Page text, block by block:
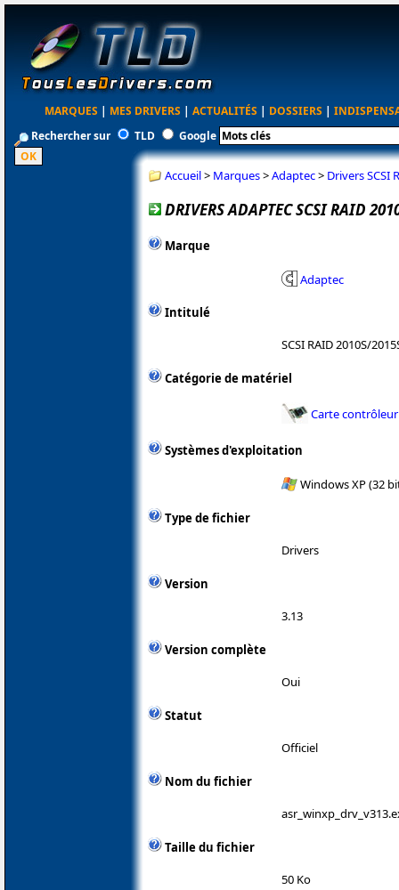
MARQUES | MES DRIVERS | ACTUALITÉS | DOSSIERS |
Rechercher sur
TLD Google
Accueil> Marques>Adaptec> Drivers SCSI
DRIVERS ADAPTEC SCSI RAID
Marque
Adaptec
Intitulé
SCSI RAID 2010S/
Catégorie de matériel
Carte contrôleur
Systèmes d'exploitation
Windows XP (32
Type de fichier
Drivers
Version
3.13
Version complète
Oui
Statut
Officiel
Nom du fichier
Taille du fichier
50 Ko